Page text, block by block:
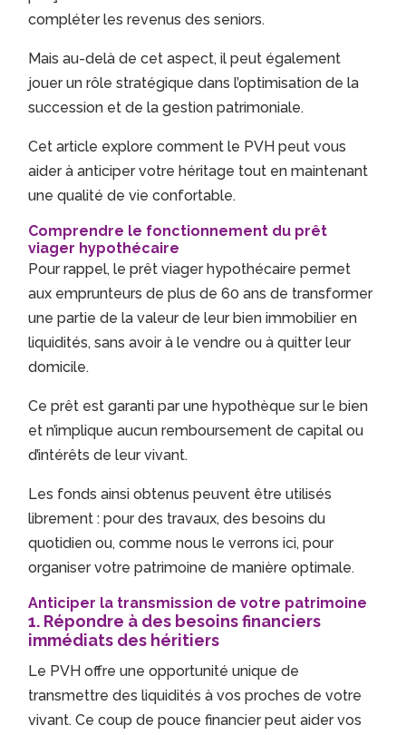
compléter les revenus des seniors.
Mais au-delà de cet aspect, il peut également
jouer un rôle stratégique dans l’optimisation de la
succession et de la gestion patrimoniale.
Cet article explore comment le PVH peut vous
aider à anticiper votre héritage tout en maintenant
une qualité de vie confortable.
Comprendre le fonctionnement du prêt
viager hypothécaire
Pour rappel, le prêt viager hypothécaire permet
aux emprunteurs de plus de 60 ans de transformer
une partie de la valeur de leur bien immobilier en
liquidités, sans avoir à le vendre ou à quitter leur
domicile.
Ce prêt est garanti par une hypothèque sur le bien
et n’implique aucun remboursement de capital ou
d’intérêts de leur vivant.
Les fonds ainsi obtenus peuvent être utilisés
librement : pour des travaux, des besoins du
quotidien ou, comme nous le verrons ici, pour
organiser votre patrimoine de manière optimale.
Anticiper la transmission de votre patrimoine
1. Répondre à des besoins financiers
immédiats des héritiers
Le PVH offre une opportunité unique de
transmettre des liquidités à vos proches de votre
vivant. Ce coup de pouce financier peut aider vos